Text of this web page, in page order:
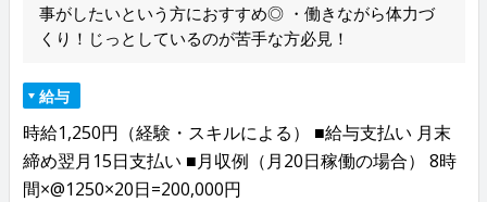
事がしたいという方におすすめ◎ ・働きながら体力づ
くり！じっとしているのが苦手な方必見！
給与
時給1,250円（経験・スキルによる） ■給与支払い 月末
締め翌月15日支払い ■月収例（月20日稼働の場合） 8時
間×@1250×20日=200,000円